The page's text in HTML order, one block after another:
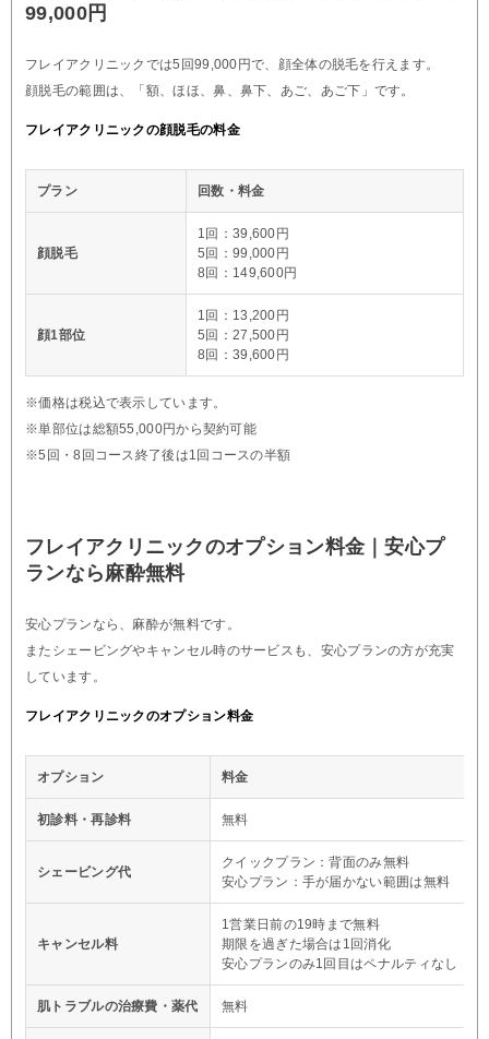
99,000円
フレイアクリニックでは5回99,000円で、顔全体の脱毛を行えます。
顔脱毛の範囲は、「額、ほほ、鼻、鼻下、あご、あご下」です。
フレイアクリニックの顔脱毛の料金
プラン 回数・料金
顔脱毛
1回：39,600円
5回：99,000円
8回：149,600円
顔1部位
1回：13,200円
5回：27,500円
8回：39,600円
※価格は税込で表示しています。
※単部位は総額55,000円から契約可能
※5回・8回コース終了後は1回コースの半額
フレイアクリニックのオプション料金｜安心プ
ランなら麻酔無料
安心プランなら、麻酔が無料です。
またシェービングやキャンセル時のサービスも、安心プランの方が充実
しています。
フレイアクリニックのオプション料金
オプション 料金
初診料・再診料 無料
シェービング代
クイックプラン：背面のみ無料
安心プラン：手が届かない範囲は無料
キャンセル料
1営業日前の19時まで無料
期限を過ぎた場合は1回消化
安心プランのみ1回目はペナルティなし
肌トラブルの治療費・薬代 無料